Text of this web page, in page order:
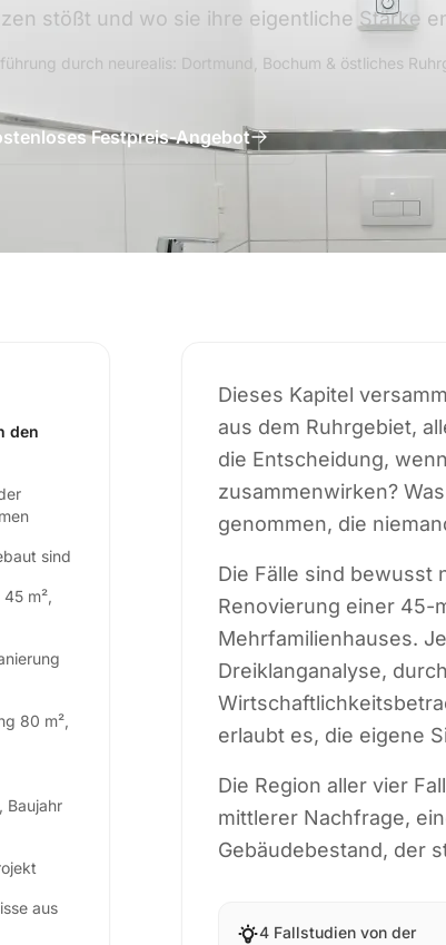
stößt und wo sie ihre eigentliche Stärke
durch neurealis: Dortmund, Bochum & östliches
Festpreis-Angebot
den
sind
m²,
80 m²,
Baujahr
aus
Dieses Kapitel
aus dem Ruhrgebiet,
die Entscheidung,
zusammenwirken?
genommen, die
Die Fälle sind bewusst
Renovierung einer 45-
Mehrfamilienhauses.
Dreiklanganalyse,
erlaubt es, die eigene
Die Region aller vier
mittlerer Nachfrage,
Gebäudebestand, der
4 Fallstudien von der